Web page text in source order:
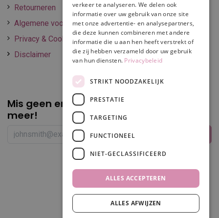
In winkelwagen
Retourneren
Algemene voorwaarden
Privacy & Cookie policy
Disclaimer
Mis geen enkele promotie of korting
meer!
verkeer te analyseren. We delen ook
informatie over uw gebruik van onze site
met onze advertentie- en analysepartners,
die deze kunnen combineren met andere
informatie die u aan hen heeft verstrekt of
die zij hebben verzameld door uw gebruik
van hun diensten. Privacybeleid
STRIKT NOODZAKELIJK
PRESTATIE
TARGETING
FUNCTIONEEL
NIET-GECLASSIFICEERD
ALLES ACCEPTEREN
ALLES AFWIJZEN